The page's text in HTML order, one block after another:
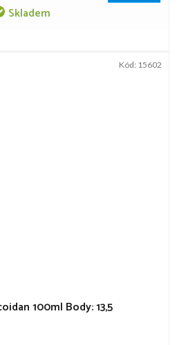
Skladem
100ml Body: 13,5
Kód: 15602